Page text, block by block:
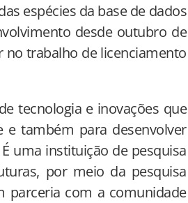
espécies da base de dados
desde outubro de
no trabalho de licenciamento
tecnologia e inovações que
também para desenvolver
uma instituição de pesquisa
por meio da pesquisa
parceria com a comunidade